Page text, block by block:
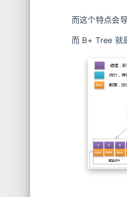
而这个特点会
而 B+ Tree 就